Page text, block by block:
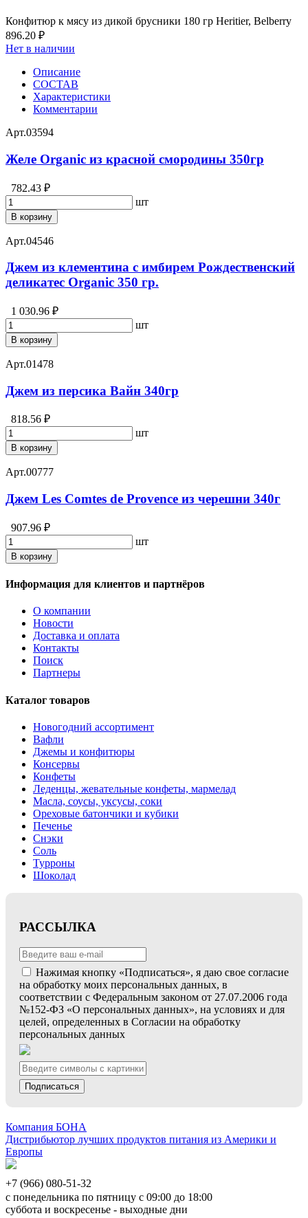
Конфитюр к мясу из дикой брусники 180 гр Heritier, Belberry
896.20 ₽
Нет в наличии
Описание
СОСТАВ
Характеристики
Комментарии
Арт.03594
Желе Organic из красной смородины 350гр
782.43 ₽
шт
В корзину
Арт.04546
Джем из клементина с имбирем Рождественский
деликатес Organic 350 гр.
1 030.96 ₽
шт
В корзину
Арт.01478
Джем из персика Вайн 340гр
818.56 ₽
шт
В корзину
Арт.00777
Джем Les Comtes de Provence из черешни 340г
907.96 ₽
шт
В корзину
Информация для клиентов и партнёров
О компании
Новости
Доставка и оплата
Контакты
Поиск
Партнеры
Каталог товаров
Новогодний ассортимент
Вафли
Джемы и конфитюры
Консервы
Конфеты
Леденцы, жевательные конфеты, мармелад
Масла, соусы, уксусы, соки
Ореховые батончики и кубики
Печенье
Снэки
Соль
Турроны
Шоколад
РАССЫЛКА
Нажимая кнопку «Подписаться», я даю свое согласие
на обработку моих персональных данных, в
соответствии с Федеральным законом от 27.07.2006 года
№152-ФЗ «О персональных данных», на условиях и для
целей, определенных в Согласии на обработку
персональных данных
Подписаться
Компания БОНА
Дистрибьютор лучших продуктов питания из Америки и
Европы
+7 (966) 080-51-32
с понедельника по пятницу с 09:00 до 18:00
суббота и воскресенье - выходные дни